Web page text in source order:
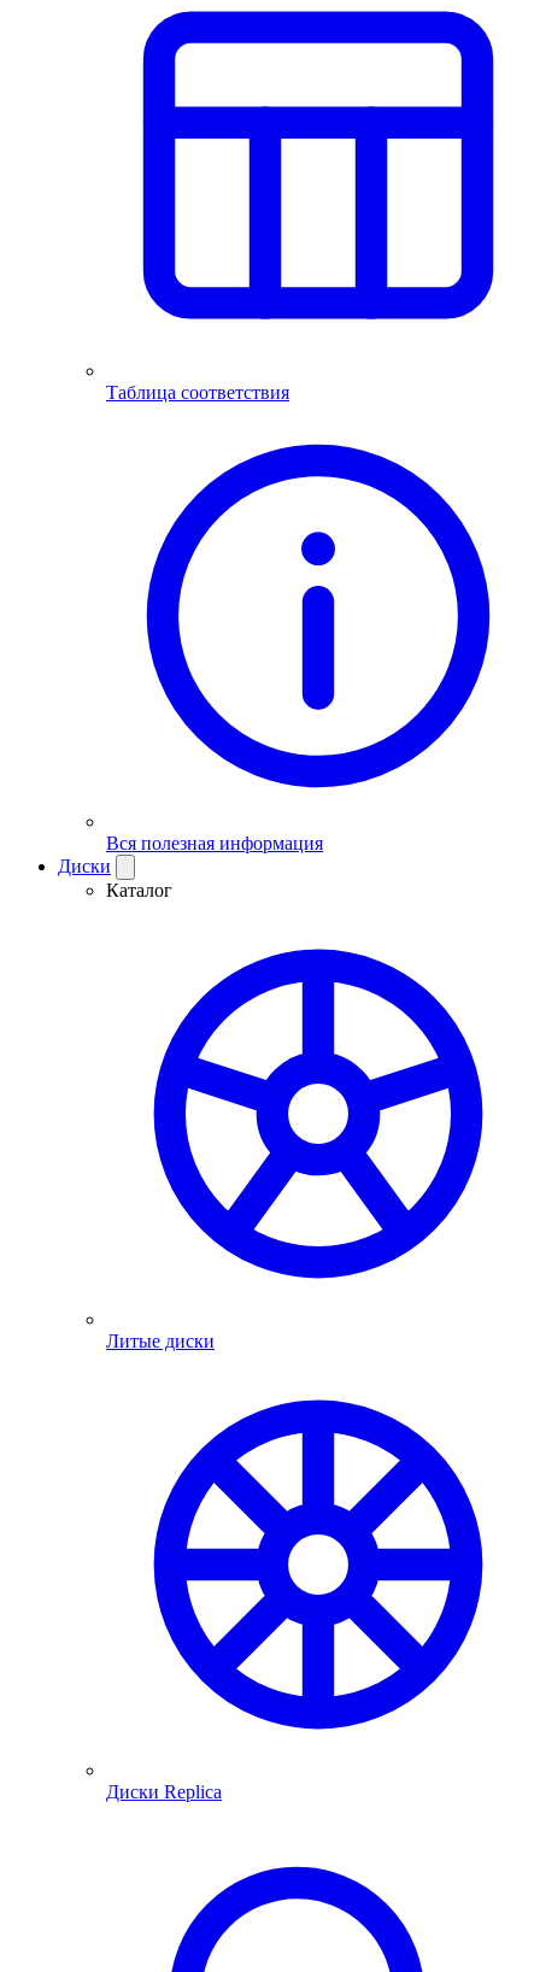
Таблица соответствия
Вся полезная информация
Диски
Каталог
Литые диски
Диски Replica